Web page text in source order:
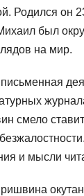
Родился он
был
на мир.
смело
и мысли